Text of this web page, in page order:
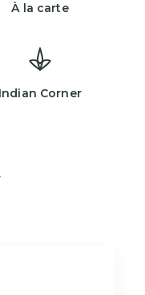
À la carte
Indian Corner